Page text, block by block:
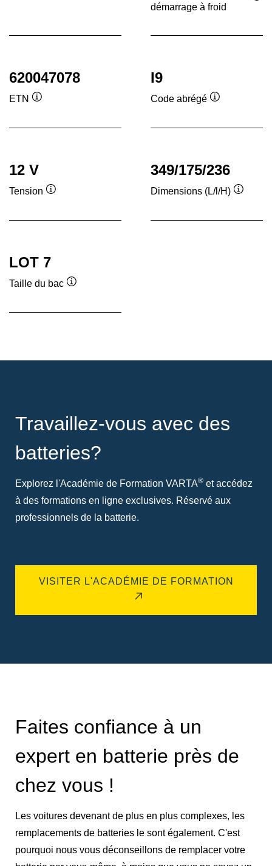
démarrage à froid
620047078
ETN
I9
Code abrégé
12 V
Tension
349/175/236
Dimensions (L/l/H)
LOT 7
Taille du bac
Travaillez-vous avec des
batteries?
Explorez l'Académie de Formation VARTA® et accédez
à des formations en ligne exclusives. Réservé aux
professionnels de la batterie.
VISITER L'ACADÉMIE DE FORMATION
Faites confiance à un
expert en batterie près de
chez vous !
Les voitures devenant de plus en plus complexes, les
remplacements de batteries le sont également. C'est
pourquoi nous vous déconseillons de remplacer votre